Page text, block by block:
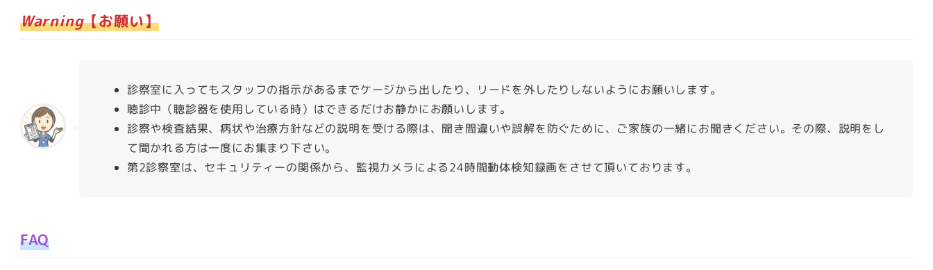
Warning【お願い】
診察室に入ってもスタッフの指示があるまでケージから出したり、リードを外したりしないようにお願いします。
聴診中（聴診器を使用している時）はできるだけお静かにお願いします。
診察や検査結果、病状や治療方針などの説明を受ける際は、聞き間違いや誤解を防ぐために、ご家族の一緒にお聞きください。その際、説明をし
て聞かれる方は一度にお集まり下さい。
第2診察室は、セキュリティーの関係から、監視カメラによる24時間動体検知録画をさせて頂いております。
FAQ